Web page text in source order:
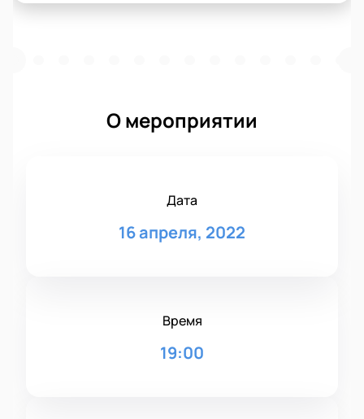
О мероприятии
Дата
16 апреля, 2022
Время
19:00